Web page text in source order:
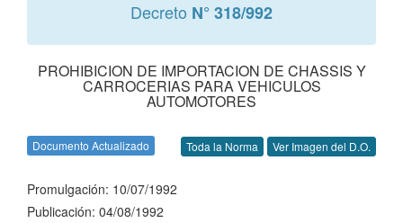
Decreto N° 318/992
PROHIBICION DE IMPORTACION DE CHASSIS Y
CARROCERIAS PARA VEHICULOS
AUTOMOTORES
Documento Actualizado Toda la Norma Ver Imagen del D.O.
Promulgación: 10/07/1992
Publicación: 04/08/1992